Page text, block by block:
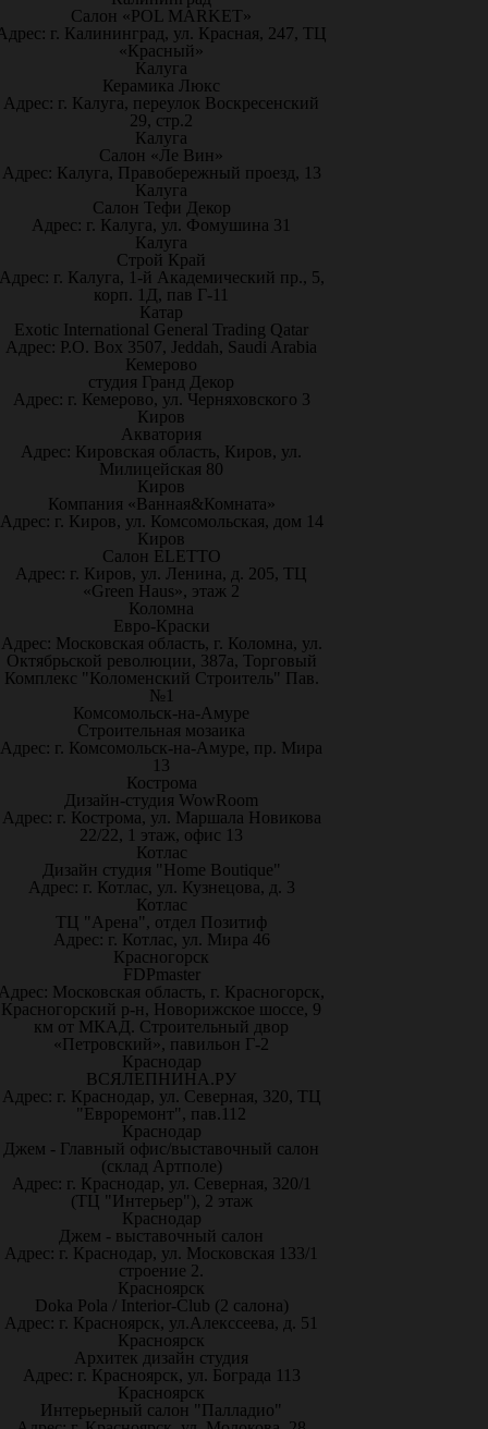
Салон «POL MARKET»
г. Калининград, ул. Красная, 247, ТЦ
«Красный»
Калуга
Керамика Люкс
Адрес: г. Калуга, переулок Воскресенский
29, стр.2
Калуга
Салон «Ле Вин»
Адрес: Калуга, Правобережный проезд, 13
Калуга
Салон Тефи Декор
Адрес: г. Калуга, ул. Фомушина 31
Калуга
Строй Край
г. Калуга, 1-й Академический пр., 5,
корп. 1Д, пав Г-11
Катар
Exotic International General Trading Qatar
Адрес: P.O. Box 3507, Jeddah, Saudi Arabia
Кемерово
студия Гранд Декор
Адрес: г. Кемерово, ул. Черняховского 3
Киров
Акватория
Адрес: Кировская область, Киров, ул.
Милицейская 80
Киров
Компания «Ванная&Комната»
Адрес: г. Киров, ул. Комсомольская, дом 14
Киров
Салон ELETTO
Адрес: г. Киров, ул. Ленина, д. 205, ТЦ
«Green Haus», этаж 2
Коломна
Евро-Краски
Адрес: Московская область, г. Коломна, ул.
Октябрьской революции, 387а, Торговый
Комплекс "Коломенский Строитель" Пав.
№1
Комсомольск-на-Амуре
Строительная мозаика
Адрес: г. Комсомольск-на-Амуре, пр. Мира
13
Кострома
Дизайн-студия WowRoom
Адрес: г. Кострома, ул. Маршала Новикова
22/22, 1 этаж, офис 13
Котлас
Дизайн студия "Home Boutique"
Адрес: г. Котлас, ул. Кузнецова, д. 3
Котлас
ТЦ "Арена", отдел Позитиф
Адрес: г. Котлас, ул. Мира 46
Красногорск
FDPmaster
Московская область, г. Красногорск,
Красногорский р-н, Новорижское шоссе, 9
км от МКАД. Строительный двор
«Петровский», павильон Г-2
Краснодар
ВСЯЛЕПНИНА.РУ
Адрес: г. Краснодар, ул. Северная, 320, ТЦ
"Евроремонт", пав.112
Краснодар
Джем - Главный офис/выставочный салон
(склад Артполе)
Адрес: г. Краснодар, ул. Северная, 320/1
(ТЦ "Интерьер"), 2 этаж
Краснодар
Джем - выставочный салон
Адрес: г. Краснодар, ул. Московская 133/1
строение 2.
Красноярск
Doka Pola / Interior-Club (2 салона)
Адрес: г. Красноярск, ул.Алекссеева, д. 51
Красноярск
Архитек дизайн студия
Адрес: г. Красноярск, ул. Бограда 113
Красноярск
Интерьерный салон "Палладио"